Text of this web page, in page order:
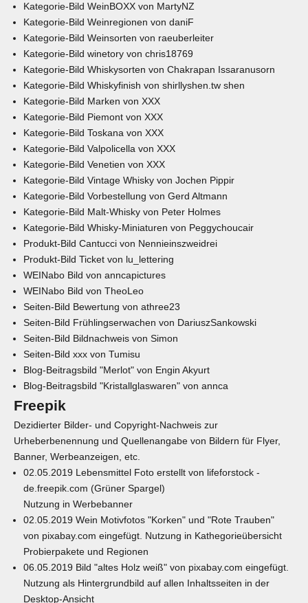
Kategorie-Bild WeinBOXX von MartyNZ
Kategorie-Bild Weinregionen von daniF
Kategorie-Bild Weinsorten von raeuberleiter
Kategorie-Bild winetory von chris18769
Kategorie-Bild Whiskysorten von Chakrapan Issaranusorn
Kategorie-Bild Whiskyfinish von shirllyshen.tw shen
Kategorie-Bild Marken von XXX
Kategorie-Bild Piemont von XXX
Kategorie-Bild Toskana von XXX
Kategorie-Bild Valpolicella von XXX
Kategorie-Bild Venetien von XXX
Kategorie-Bild Vintage Whisky von Jochen Pippir
Kategorie-Bild Vorbestellung von Gerd Altmann
Kategorie-Bild Malt-Whisky von Peter Holmes
Kategorie-Bild Whisky-Miniaturen von Peggychoucair
Produkt-Bild Cantucci von Nennieinszweidrei
Produkt-Bild Ticket von lu_lettering
WEINabo Bild von anncapictures
WEINabo Bild von TheoLeo
Seiten-Bild Bewertung von athree23
Seiten-Bild Frühlingserwachen von DariuszSankowski
Seiten-Bild Bildnachweis von Simon
Seiten-Bild xxx von Tumisu
Blog-Beitragsbild "Merlot" von Engin Akyurt
Blog-Beitragsbild "Kristallglaswaren" von annca
Freepik
Dezidierter Bilder- und Copyright-Nachweis zur
Urheberbenennung und Quellenangabe von Bildern für Flyer,
Banner, Werbeanzeigen, etc.
02.05.2019 Lebensmittel Foto erstellt von lifeforstock -
de.freepik.com (Grüner Spargel)
Nutzung in Werbebanner
02.05.2019 Wein Motivfotos "Korken" und "Rote Trauben"
von pixabay.com eingefügt. Nutzung in Kathegorieübersicht
Probierpakete und Regionen
06.05.2019 Bild "altes Holz weiß" von pixabay.com eingefügt.
Nutzung als Hintergrundbild auf allen Inhaltsseiten in der
Desktop-Ansicht